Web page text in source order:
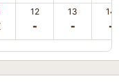
12 13 14